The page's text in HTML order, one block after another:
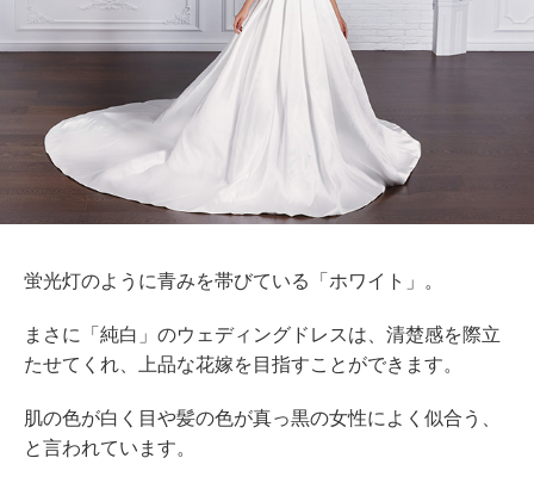
蛍光灯のように青みを帯びている「ホワイト」。
まさに「純白」のウェディングドレスは、清楚感を際立
たせてくれ、上品な花嫁を目指すことができます。
肌の色が白く目や髪の色が真っ黒の女性によく似合う、
と言われています。